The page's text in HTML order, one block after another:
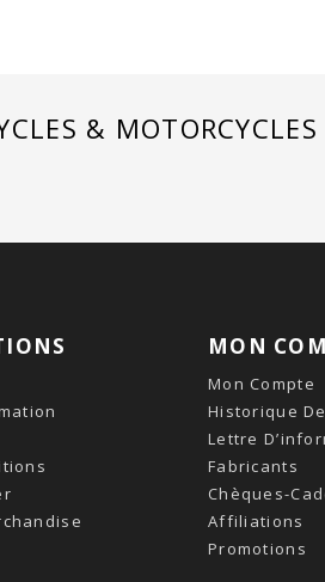
&
MON
Mon Compte
Historique
Lettre
Fabricants
Chèques-
Affiliations
Promotions